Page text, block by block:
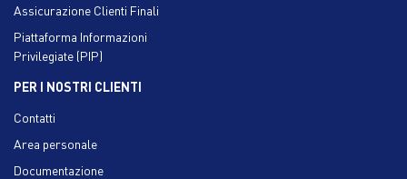
Assicurazione Clienti Finali
Piattaforma Informazioni
Privilegiate (PIP)
PER I NOSTRI CLIENTI
Contatti
Area personale
Documentazione